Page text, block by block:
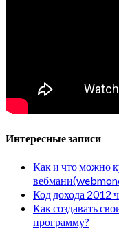
Интересные записи
Как и что можно
Код дохода 2012
Как создавать
программу?